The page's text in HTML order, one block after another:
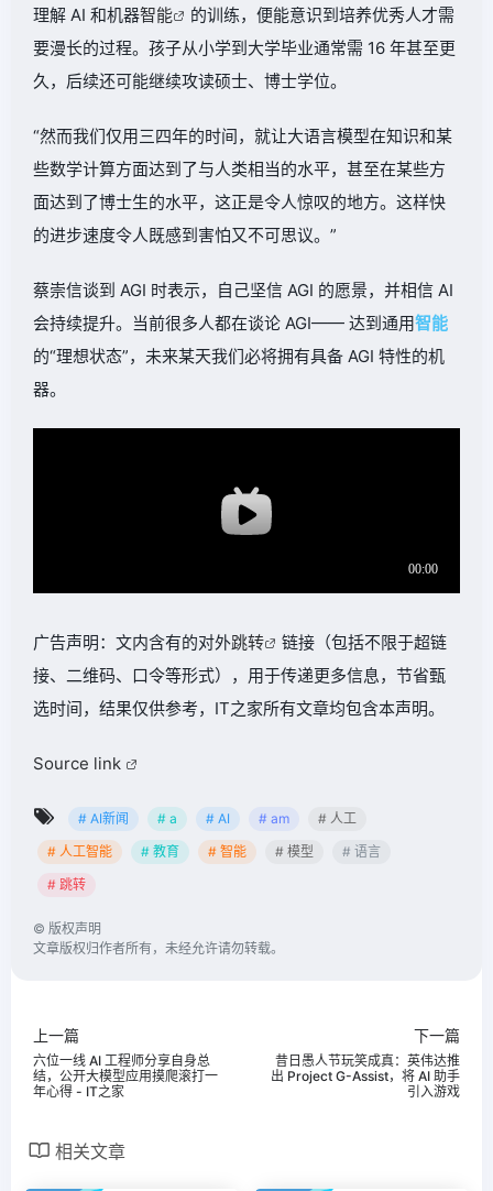
理解 AI 和机器智能
的训练，便能意识到培养优秀人才需
要漫长的过程。孩子从小学到大学毕业通常需 16 年甚至更
久，后续还可能继续攻读硕士、博士学位。
“然而我们仅用三四年的时间，就让大语言模型在知识和某
些数学计算方面达到了与人类相当的水平， 甚至在某些方
面达到了博士生的水平，这正是令人惊叹的地方。这样快
的进步速度令人既感到害怕又不可思议。”
蔡崇信谈到 AGI 时表示，自己坚信 AGI 的愿景，并相信 AI
会持续提升。当前很多人都在谈论 AGI—— 达到通用智能
的“理想状态”，未来某天我们必将拥有具备 AGI 特性的机
器。
广告声明：文内含有的对外跳转
链接（包括不限于超链
接、二维码、口令等形式），用于传递更多信息，节省甄
选时间，结果仅供参考，IT之家所有文章均包含本声明。
Source link
# AI新闻 # a # AI # am
# 人工
# 人工智能
# 教育 # 智能 # 模型
# 语言
# 跳转
© 版权声明
文章版权归作者所有，未经允许请勿转载。
上一篇
六位一线 AI 工程师分享自身总
结，公开大模型应用摸爬滚打一
年心得 - IT之家
下一篇
昔日愚人节玩笑成真：英伟达推
出 Project G-Assist，将 AI 助手
引入游戏
相关文章